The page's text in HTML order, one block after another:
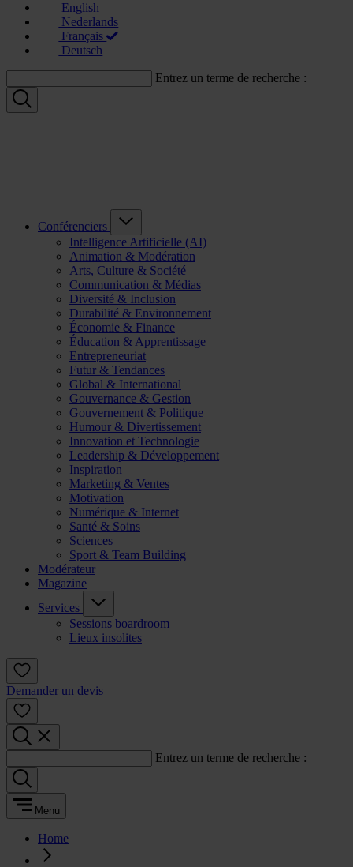
English
Nederlands
Français
Deutsch
Entrez un terme de recherche :
Conférenciers
Intelligence Artificielle (AI)
Animation & Modération
Arts, Culture & Société
Communication & Médias
Diversité & Inclusion
Durabilité & Environnement
Économie & Finance
Éducation & Apprentissage
Entrepreneuriat
Futur & Tendances
Global & International
Gouvernance & Gestion
Gouvernement & Politique
Humour & Divertissement
Innovation et Technologie
Leadership & Développement
Inspiration
Marketing & Ventes
Motivation
Numérique & Internet
Santé & Soins
Sciences
Sport & Team Building
Modérateur
Magazine
Services
Sessions boardroom
Lieux insolites
Demander un devis
Entrez un terme de recherche :
Menu
Home